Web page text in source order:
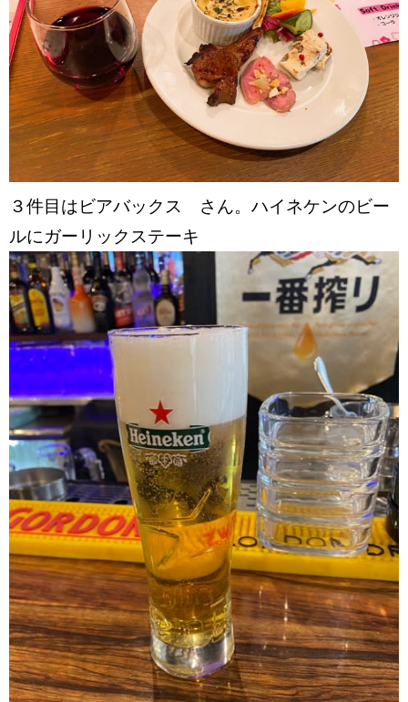
３件目はビアバックス さん。ハイネケンのビー
ルにガーリックステーキ